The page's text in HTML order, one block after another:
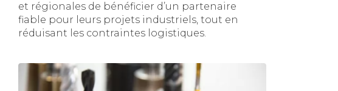
et régionales de bénéficier d’un partenaire
fiable pour leurs projets industriels, tout en
réduisant les contraintes logistiques.